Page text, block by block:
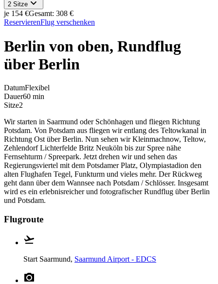
2 Sitze
je 154 €Gesamt: 308 €
ReservierenFlug verschenken
Berlin von oben, Rundflug
über Berlin
DatumFlexibel
Dauer60 min
Sitze2
Wir starten in Saarmund oder Schönhagen und fliegen Richtung
Potsdam. Von Potsdam aus fliegen wir entlang des Teltowkanal in
Richtung Ost über Berlin. Nun sehen wir Kleinmachnow, Teltow,
Zehlendorf Lichterfelde Britz Neuköln bis zur Spree nähe
Fernsehturm / Spreepark. Jetzt drehen wir und sehen das
Regierungsviertel mit dem Potsdamer Platz, Olympiastadion den
alten Flughafen Tegel, Funkturm und vieles mehr. Der Rückweg
geht dann über dem Wannsee nach Potsdam / Schlösser. Insgesamt
wird es ein erlebnisreicher und fotografischer Rundflug über Berlin
und Potsdam.
Flugroute
Start Saarmund, Saarmund Airport - EDCS